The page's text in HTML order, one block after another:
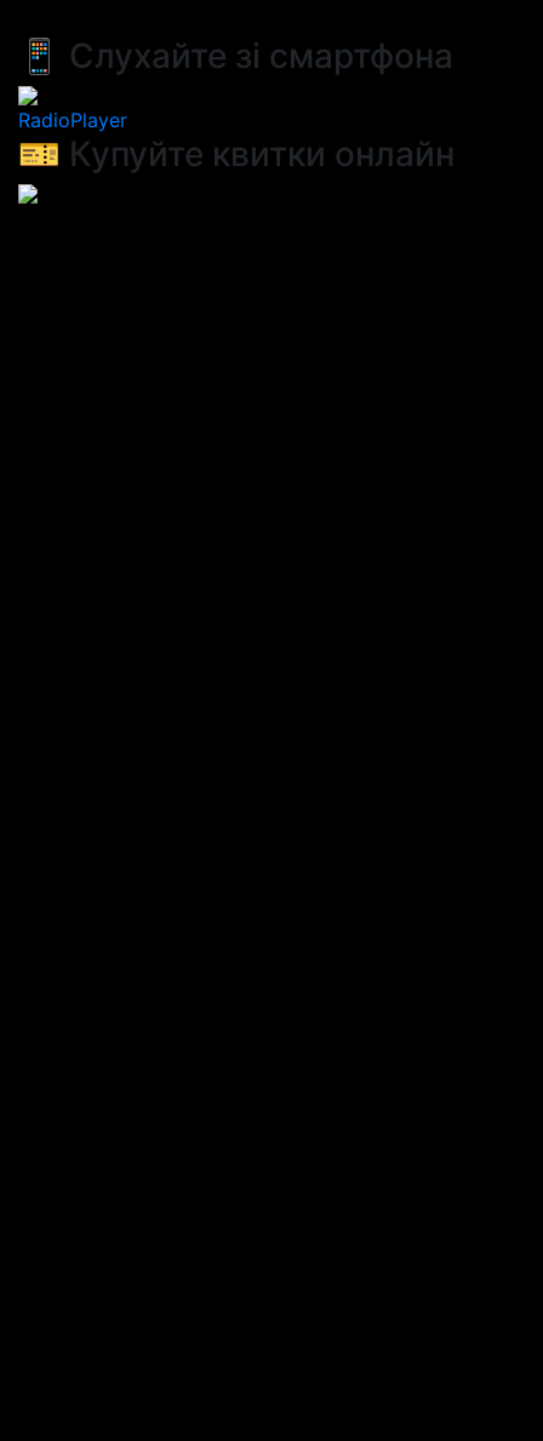
📱 Слухайте зі смартфона
RadioPlayer
🎫 Купуйте квитки онлайн